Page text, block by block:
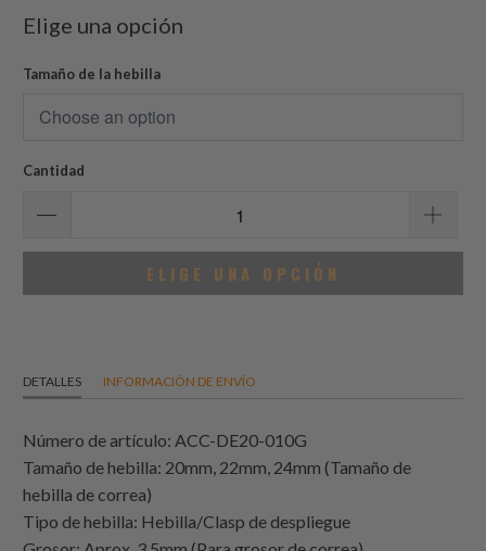
total
reseñas
Elige una opción
Tamaño de la hebilla
Cantidad
ELIGE UNA OPCIÓN
DETALLES INFORMACIÓN DE ENVÍO
Número de artículo: ACC-DE20-010G
Tamaño de hebilla: 20mm, 22mm, 24mm (Tamaño de
hebilla de correa)
Tipo de hebilla: Hebilla/Clasp de despliegue